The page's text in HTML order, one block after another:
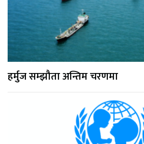
हर्मुज सम्झौता अन्तिम चरणमा